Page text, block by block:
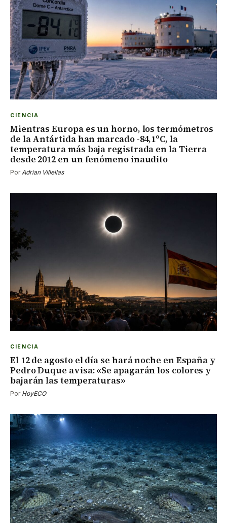
CIENCIA
Mientras Europa es un horno, los termómetros
de la Antártida han marcado -84,1ºC, la
temperatura más baja registrada en la Tierra
desde 2012 en un fenómeno inaudito
Por Adrian Villellas
CIENCIA
El 12 de agosto el día se hará noche en España y
Pedro Duque avisa: «Se apagarán los colores y
bajarán las temperaturas»
Por HoyECO